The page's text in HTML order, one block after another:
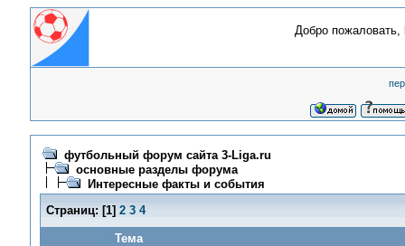
Добро пожаловать,
футбольный форум сайта 3-Liga.ru
основные разделы форума
Интересные факты и события
Страниц: [1] 2 3 4
Тема